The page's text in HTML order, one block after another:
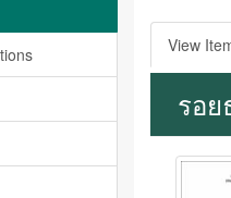
View
รอย